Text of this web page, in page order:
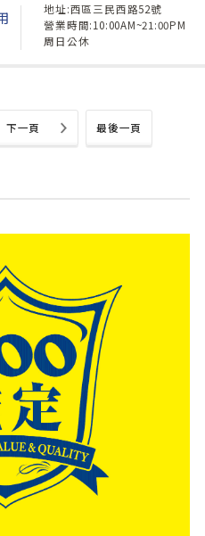
地址:西區三民西路52號
營業時間:10:00AM~21:00PM
周日公休
最後一頁
下一頁